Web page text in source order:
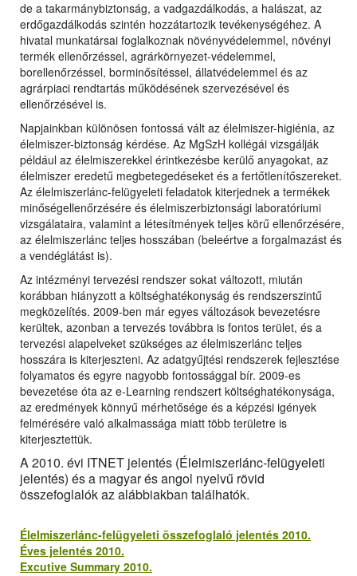
de a takarmánybiztonság, a vadgazdálkodás, a halászat, az
erdőgazdálkodás szintén hozzátartozik tevékenységéhez. A
hivatal munkatársai foglalkoznak növényvédelemmel, növényi
termék ellenőrzéssel, agrárkörnyezet-védelemmel,
borellenőrzéssel, borminősítéssel, állatvédelemmel és az
agrárpiaci rendtartás működésének szervezésével és
ellenőrzésével is.
Napjainkban különösen fontossá vált az élelmiszer-higiénia, az
élelmiszer-biztonság kérdése. Az MgSzH kollégái vizsgálják
például az élelmiszerekkel érintkezésbe kerülő anyagokat, az
élelmiszer eredetű megbetegedéseket és a fertőtlenítőszereket.
Az élelmiszerlánc-felügyeleti feladatok kiterjednek a termékek
minőségellenőrzésére és élelmiszerbiztonsági laboratóriumi
vizsgálataira, valamint a létesítmények teljes körű ellenőrzésére,
az élelmiszerlánc teljes hosszában (beleértve a forgalmazást és
a vendéglátást is).
Az intézményi tervezési rendszer sokat változott, miután
korábban hiányzott a költséghatékonyság és rendszerszintű
megközelítés. 2009-ben már egyes változások bevezetésre
kerültek, azonban a tervezés továbbra is fontos terület, és a
tervezési alapelveket szükséges az élelmiszerlánc teljes
hosszára is kiterjeszteni. Az adatgyűjtési rendszerek fejlesztése
folyamatos és egyre nagyobb fontossággal bír. 2009-es
bevezetése óta az e-Learning rendszert költséghatékonysága,
az eredmények könnyű mérhetősége és a képzési igények
felmérésére való alkalmassága miatt több területre is
kiterjesztettük.
A 2010. évi ITNET jelentés (Élelmiszerlánc-felügyeleti
jelentés) és a magyar és angol nyelvű rövid
összefoglalók az alábbiakban találhatók.
Élelmiszerlánc-felügyeleti összefoglaló jelentés 2010.
Éves jelentés 2010.
Excutive Summary 2010.